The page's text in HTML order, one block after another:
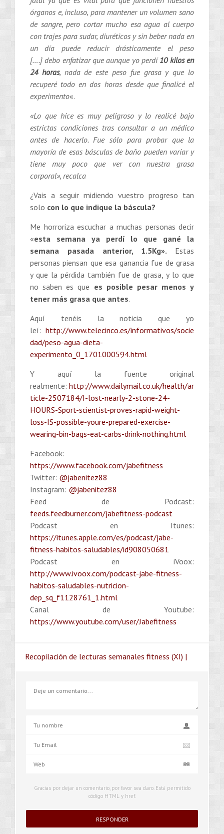
órganos e, incluso, para mantener un volumen sano
de sangre, pero cortar mucho esa agua al cuerpo
con trajes para sudar, diuréticos y sin beber nada en
un día puede reducir drásticamente el peso
[….] debo enfatizar que aunque yo perdí10 kilos en
24 horas, nada de este peso fue grasa y que lo
recuperé todo en dos horas desde que finalicé el
experimento«.
«Lo que hice es muy peligroso y lo realicé bajo
estrictas condiciones tras consultar a un médico
antes de hacerlo. Fue sólo para probar que la
mayoría de esas básculas de baño pueden variar y
tiene muy poco que ver con nuestra grasa
corporal», recalca
¿Vais a seguir midiendo vuestro progreso tan
solo con lo que indique la báscula?
Me horroriza escuchar a muchas personas decir
«esta semana ya perdí lo que gané la
semana pasada anterior, 1.5Kg». Estas
personas piensan que esa ganancia fue de grasa
y que la pérdida también fue de grasa, y lo que
no saben es que es posible pesar menos y
tener más grasa que antes.
Aquí tenéis la noticia que yo
leí: http://www.telecinco.es/informativos/socie
dad/peso-agua-dieta-
experimento_0_1701000594.html
Y aquí la fuente original
realmente: http://www.dailymail.co.uk/health/ar
ticle-2507184/I-lost-nearly-2-stone-24-
HOURS-Sport-scientist-proves-rapid-weight-
loss-IS-possible-youre-prepared-exercise-
wearing-bin-bags-eat-carbs-drink-nothing.html
Facebook:
https://www.facebook.com/jabefitness
Twitter: @jabenitez88
Instagram: @jabenitez88
Feed de Podcast:
feeds.feedburner.com/jabefitness-podcast
Podcast en Itunes:
https://itunes.apple.com/es/podcast/jabe-
fitness-habitos-saludables/id908050681
Podcast en iVoox:
http://www.ivoox.com/podcast-jabe-fitness-
habitos-saludables-nutricion-
dep_sq_f1128761_1.html
Canal de Youtube:
https://www.youtube.com/user/Jabefitness
Recopilación de lecturas semanales fitness (XI) |
Gracias por dejar un comentario, por favor sea claro. Está permitido
código HTML y href.